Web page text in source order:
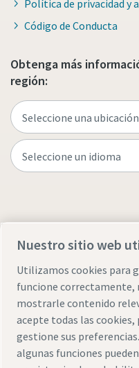
Política de privacidad y
Código de Conducta
Obtenga más
región:
Avisos legales y de
Nuestro sitio web
Utilizamos cookies para
funcione correctamente,
mostrarle contenido
acepte todas las
gestione sus
algunas funciones